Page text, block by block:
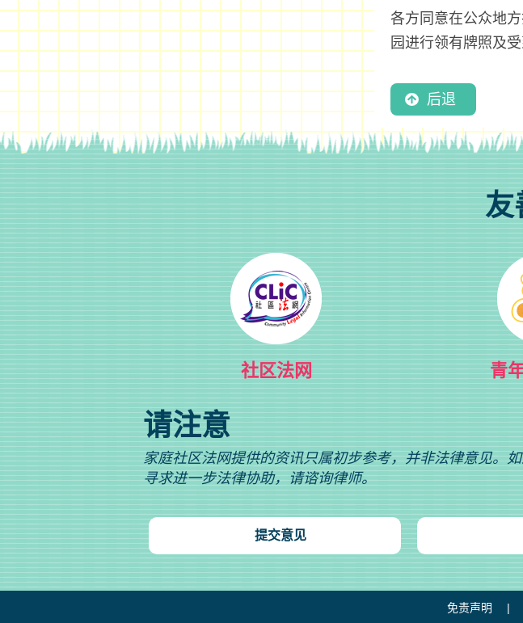
各方同意在公众地
园进行领有牌照及
后退
友
社区法网 青
请注意
家庭社区法网提供的资讯只属初步参考，并非法律意见。
寻求进一步法律协助，请谘询律师。
提交意见
免责声明